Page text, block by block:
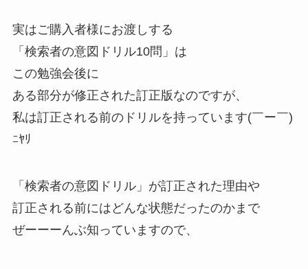
実はご購入者様にお渡しする
「検索者の意図ドリル10問」は
この勉強会後に
ある部分が修正された訂正版なのですが、
私は訂正される前のドリルを持っています(￣ー￣)
ﾆﾔﾘ
「検索者の意図ドリル」が訂正された理由や
訂正される前にはどんな状態だったのかまで
ぜーーーんぶ知っていますので、